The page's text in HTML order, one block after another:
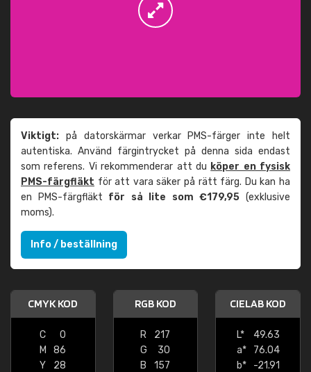
Viktigt: på datorskärmar verkar PMS-färger inte helt
autentiska. Använd färgintrycket på denna sida endast
som referens. Vi rekommenderar att du köper en fysisk
PMS-färgfläkt för att vara säker på rätt färg. Du kan ha
en PMS-färgfläkt för så lite som €179,95 (exklusive
moms).
Info / beställning
CMYK KOD
C
0
M
86
Y
28
RGB KOD
R
217
G
30
B
157
CIELAB KOD
L*
49.63
a*
76.04
b*
-21.91